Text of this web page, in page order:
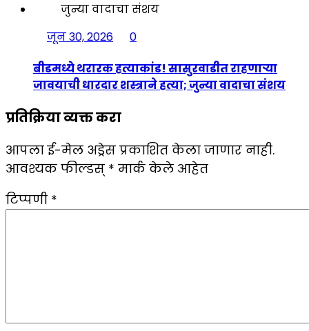
जून 30, 2026
0
बीडमध्ये थरारक हत्याकांड! सासुरवाडीत राहणाऱ्या
जावयाची धारदार शस्त्राने हत्या; जुन्या वादाचा संशय
प्रतिक्रिया व्यक्त करा
आपला ई-मेल अड्रेस प्रकाशित केला जाणार नाही.
आवश्यक फील्डस् * मार्क केले आहेत
टिप्पणी *